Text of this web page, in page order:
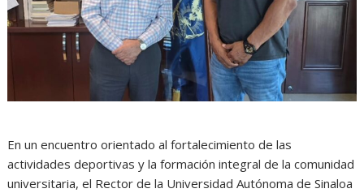
En un encuentro orientado al fortalecimiento de las
actividades deportivas y la formación integral de la comunidad
universitaria, el Rector de la Universidad Autónoma de Sinaloa